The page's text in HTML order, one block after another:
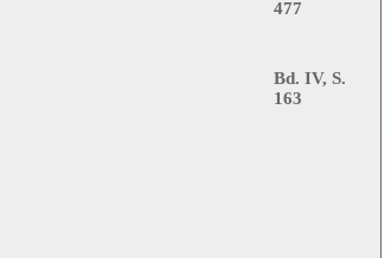
477
Bd. IV, S.
163